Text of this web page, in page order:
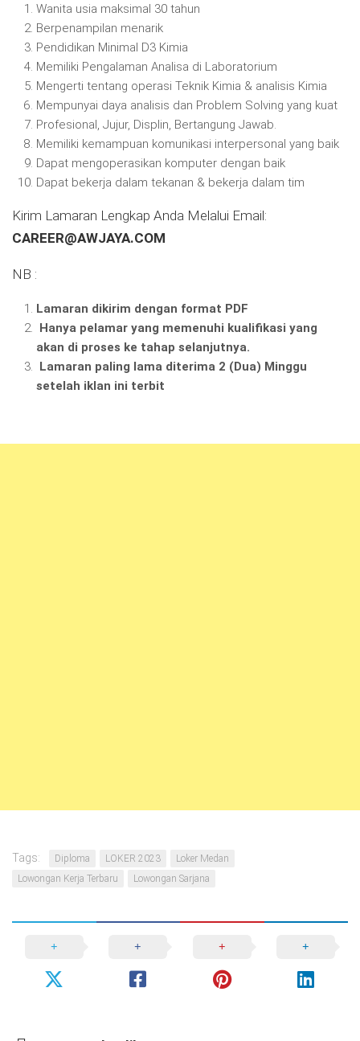
Wanita usia maksimal 30 tahun
Berpenampilan menarik
Pendidikan Minimal D3 Kimia
Memiliki Pengalaman Analisa di Laboratorium
Mengerti tentang operasi Teknik Kimia & analisis Kimia
Mempunyai daya analisis dan Problem Solving yang kuat
Profesional, Jujur, Displin, Bertangung Jawab.
Memiliki kemampuan komunikasi interpersonal yang baik
Dapat mengoperasikan komputer dengan baik
Dapat bekerja dalam tekanan & bekerja dalam tim
Kirim Lamaran Lengkap Anda Melalui Email:
CAREER@AWJAYA.COM
NB :
Lamaran dikirim dengan format PDF
Hanya pelamar yang memenuhi kualifikasi yang
akan di proses ke tahap selanjutnya.
Lamaran paling lama diterima 2 (Dua) Minggu
setelah iklan ini terbit
Tags: Diploma LOKER 2023
Loker Medan
Lowongan Kerja Terbaru
Lowongan Sarjana